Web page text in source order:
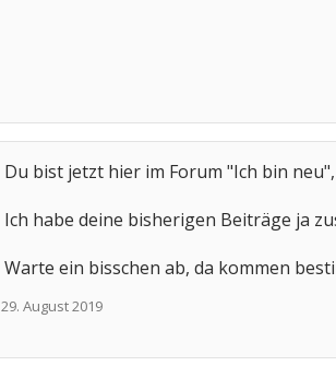
Du bist jetzt hier im Forum "Ich bin
Ich habe deine bisherigen Beiträge ja
Warte ein bisschen ab, da kommen
29. August 2019